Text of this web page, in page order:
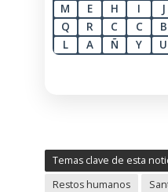
M
E H I J
Q
R C C B
L
A Ñ Y U
Temas clave de esta
Restos humanos